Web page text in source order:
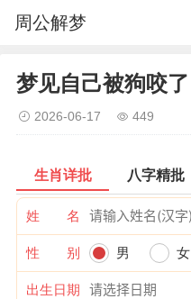
周公解梦
梦见自己被狗咬了
2026-06-17 449
生肖详批 八字精批
姓 名
性 别 男 女
出生日期